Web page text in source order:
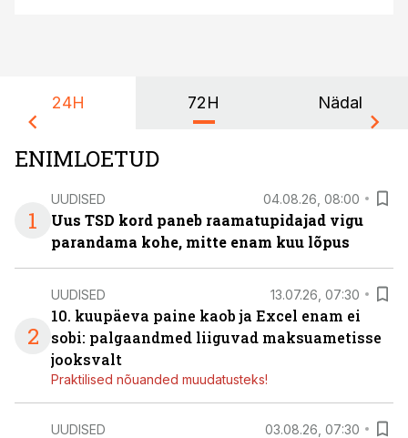
24H 72H Nädal
ENIMLOETUD
1
UUDISED 04.08.26, 08:00
Uus TSD kord paneb raamatupidajad vigu
parandama kohe, mitte enam kuu lõpus
2
UUDISED 13.07.26, 07:30
10. kuupäeva paine kaob ja Excel enam ei
sobi: palgaandmed liiguvad maksuametisse
jooksvalt
Praktilised nõuanded muudatusteks!
UUDISED 03.08.26, 07:30